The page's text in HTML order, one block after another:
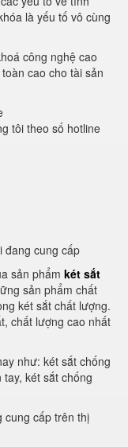
là yếu tố vô cùng
công nghệ cao
cao cho tài sản
tôi theo số hotline
đang cung cấp
sản phẩm két sắt
sản phẩm chất
két sắt chất lượng.
chất lượng cao nhất
như: két sắt chống
két sắt chống
cung cấp trên thị